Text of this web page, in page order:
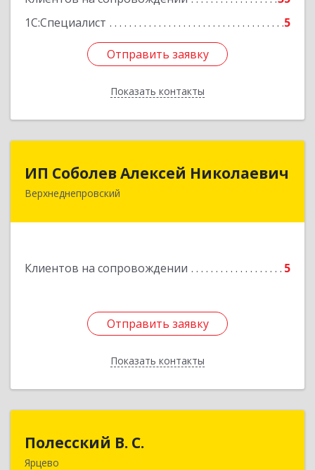
1С:Специалист
5
Отправить заявку
Показать контакты
Отправить заявку
Назад
ИП Соболев Алексей Николаевич
Верхнеднепровский
Клиентов на сопровождении 5
Отправить заявку
Показать контакты
ИП Соболев Алексей Николаевич
Отправить заявку
Назад
Полесский В. С.
Ярцево